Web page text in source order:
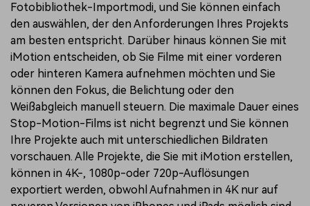
Fotobibliothek-Importmodi, und Sie können einfach
den auswählen, der den Anforderungen Ihres Projekts
am besten entspricht. Darüber hinaus können Sie mit
iMotion entscheiden, ob Sie Filme mit einer vorderen
oder hinteren Kamera aufnehmen möchten und Sie
können den Fokus, die Belichtung oder den
Weißabgleich manuell steuern. Die maximale Dauer eines
Stop-Motion-Films ist nicht begrenzt und Sie können
Ihre Projekte auch mit unterschiedlichen Bildraten
vorschauen. Alle Projekte, die Sie mit iMotion erstellen,
können in 4K-, 1080p-oder 720p-Auflösungen
exportiert werden, obwohl Aufnahmen in 4K nur auf